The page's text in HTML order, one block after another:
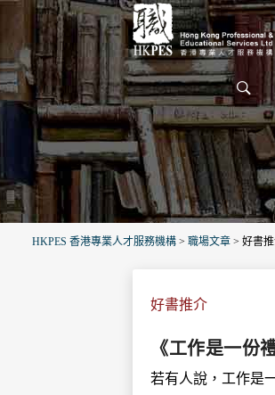
HKPES 香港專業人才服務機構 > 職場文章 > 好書
好書推介
《工作是一份
若有人說，工作是